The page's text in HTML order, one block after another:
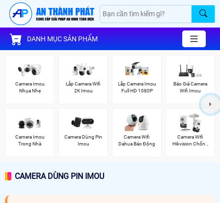
DANH MỤC SẢN PHẨM
Camera Imou
Nhụa Nhẹ
Lắp Camera Wifi
2K Imou
Lắp Camera Imou
Full HD 1080P
Báo Giá Camera
Wifi Imou
Camera Imou
Trong Nhà
Camera Dùng Pin
Imou
Camera Wifi
Dahua Báo Động
Camera Wifi
Hikvision Chống
CAMERA DÙNG PIN IMOU